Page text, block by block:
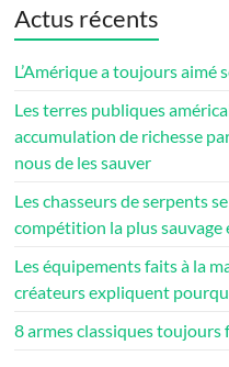
Actus récents
L’Amérique a toujours aimé
Les terres publiques
accumulation de richesse
nous de les sauver
Les chasseurs de serpents
compétition la plus sauvage
Les équipements faits à la
créateurs expliquent
8 armes classiques